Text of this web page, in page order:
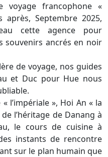
voyage francophone «
après, Septembre 2025,
cette agence pour
souvenirs ancrés en noir
de voyage, nos guides
et Duc pour Hue nous
l’impériale », Hoi An « la
l’héritage de Danang à
le cours de cuisine à
instants de rencontre
sur le plan humain que